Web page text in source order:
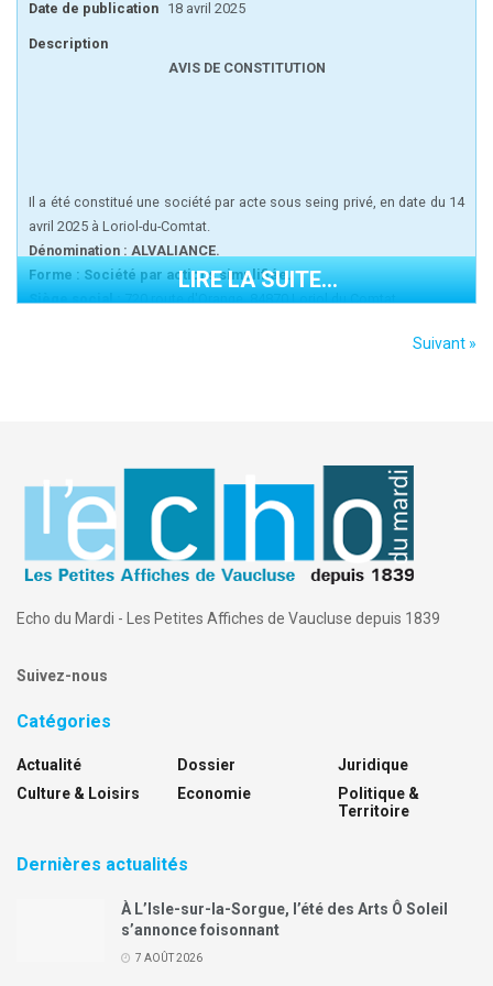
Date de publication 18 avril 2025
Description
AVIS DE CONSTITUTION
Il a été constitué une société par acte sous seing privé, en date du 14
avril 2025 à Loriol-du-Comtat.
Dénomination : ALVALIANCE.
Forme : Société par actions simplifiée.
Siège social :720 route d'Orange, 84870 Loriol du Comtat.
filiales, activité de direction et de prise de participations dans toute
apports respectifs.
Cession d'actions et agrément :
Tout transfert de titre nécessite
l'agrément préalable de la collectivité des associés.
Admission aux assemblées générales et exercice du droit de
vote :Tout associé peut participer aux assemblées : chaque action
Ont été nommés :
Directeur général :
route du Bagnosau 84260 Sarrians.
Directeur Général :
de la Gière à Beaumes-de-Venise 84190.
La société sera
immatriculée
au RCS d'Avignon.
LIRE LA SUITE...
Suivant »
Echo du Mardi - Les Petites Affiches de Vaucluse depuis 1839
Suivez-nous
Catégories
Actualité
Culture & Loisirs
Dossier
Economie
Juridique
Politique &
Territoire
Dernières actualités
À L’Isle-sur-la-Sorgue, l’été des Arts Ô Soleil
s’annonce foisonnant
7 AOÛT 2026